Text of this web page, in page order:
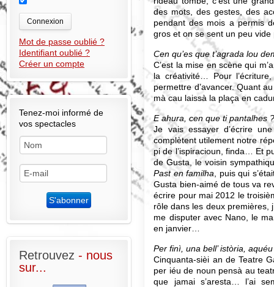
des mots, des gestes, des
pendant des mois a permis
gros et on se sent un peu
Cen qu’es que t’agrada lou
C’est la mise en scène qui
la créativité… Pour
permettre d’avancer. Quant
mà cau laissà la plaça en
E ahura, cen que ti pantalhes
Je vais essayer d’écrire
complètent utilement notre
pi de l’ispiracioun, finda… Et
de Gusta, le voisin
Past en familha , puis qui
Gusta bien-aimé de tous va
écrire pour mai 2012 le
rôle dans les deux premières,
me disputer avec Nano, le
en janvier…
Per finì, una bell’ istòria,
Cinquanta-sièi an de Teatre
per iéu de noun pensà au
que jamai s’aresta… l’ai
Connexion
Mot de passe oublié ?
Identifiant oublié ?
Créer un compte
Tenez-moi informé de
vos spectacles
Retrouvez - nous
sur...